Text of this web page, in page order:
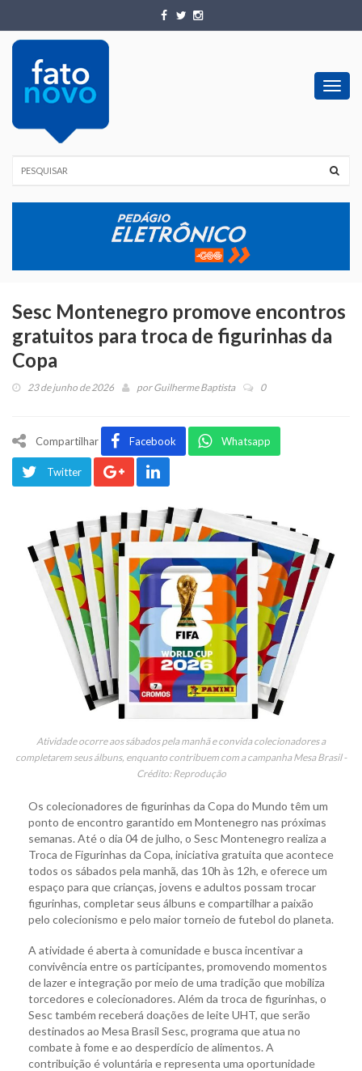
Sesc Montenegro promove encontros
gratuitos para troca de figurinhas da
Copa
23 de junho de 2026 porGuilherme Baptista 0
Compartilhar Facebook Whatsapp
Twitter
Atividade ocorre aos sábados pela manhã e convida colecionadores a
completarem seus álbuns, enquanto contribuem com a campanha Mesa Brasil -
Crédito: Reprodução
Os colecionadores de figurinhas da Copa do Mundo têm um
ponto de encontro garantido em Montenegro nas próximas
semanas. Até o dia 04 de julho, o Sesc Montenegro realiza a
Troca de Figurinhas da Copa, iniciativa gratuita que acontece
todos os sábados pela manhã, das 10h às 12h, e oferece um
espaço para que crianças, jovens e adultos possam trocar
figurinhas, completar seus álbuns e compartilhar a paixão
pelo colecionismo e pelo maior torneio de futebol do planeta.
A atividade é aberta à comunidade e busca incentivar a
convivência entre os participantes, promovendo momentos
de lazer e integração por meio de uma tradição que mobiliza
torcedores e colecionadores. Além da troca de figurinhas, o
Sesc também receberá doações de leite UHT, que serão
destinados ao Mesa Brasil Sesc, programa que atua no
combate à fome e ao desperdício de alimentos. A
contribuição é voluntária e representa uma oportunidade